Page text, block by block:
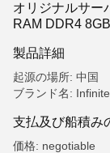
オリジナルサー
RAM DDR4
製品詳細
起源の場所: 中国
ブランド名:
支払及び船積み
価格: negotiable